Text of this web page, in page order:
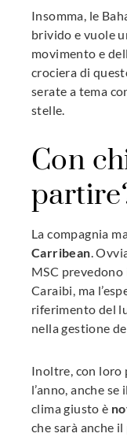
Insomma, le
brivido e vuole
movimento e
crociera di
serate a tema
stelle.
Con
La compagnia
Carribean .
MSC
Caraibi, ma
riferimento del
nella gestione
Inoltre, con
l’anno, anche
clima giusto è
che sarà anche